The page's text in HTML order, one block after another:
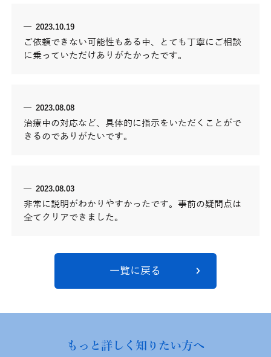
2023.10.19
ご依頼できない可能性もある中、とても丁寧にご相談
に乗っていただけありがたかったです。
2023.08.08
治療中の対応など、具体的に指示をいただくことがで
きるのでありがたいです。
2023.08.03
非常に説明がわかりやすかったです。事前の疑問点は
全てクリアできました。
一覧に戻る
もっと詳しく知りたい方へ